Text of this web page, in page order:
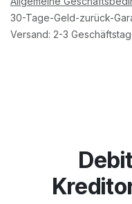
30-Tage-Geld-zurück-
Versand: 2-3